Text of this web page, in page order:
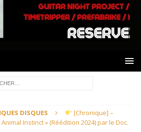
DISQUES
[Chronique] –
Instinct » (Réédition 2024) par le Doc.